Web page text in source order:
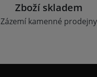
Zboží skladem
Zázemí kamenné prodejny